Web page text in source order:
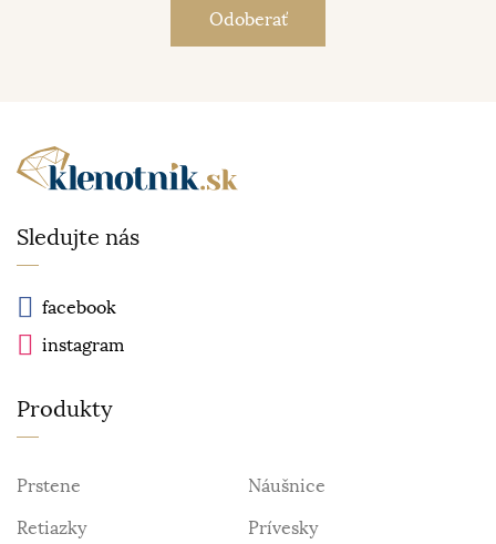
Sledujte nás
facebook
instagram
Produkty
Prstene
Náušnice
Retiazky
Prívesky